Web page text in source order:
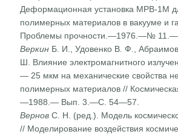
Деформационная установка МРВ-1М
пол­имерных материалов в вакууме и
Пробле­мы прочности.—1976.—№
Веркин Б. И., Удовенко В. Ф.,
Ш. Влияние электромагнитного
— 25 мкм на механические свойства
полимерных материалов //
—1988.— Вып. 3.—С. 54—57.
Вернов С. Н. (ред.). Модель
// Моделирование воздействия